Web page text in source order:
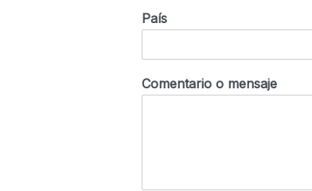
País
Comentario o mensaje